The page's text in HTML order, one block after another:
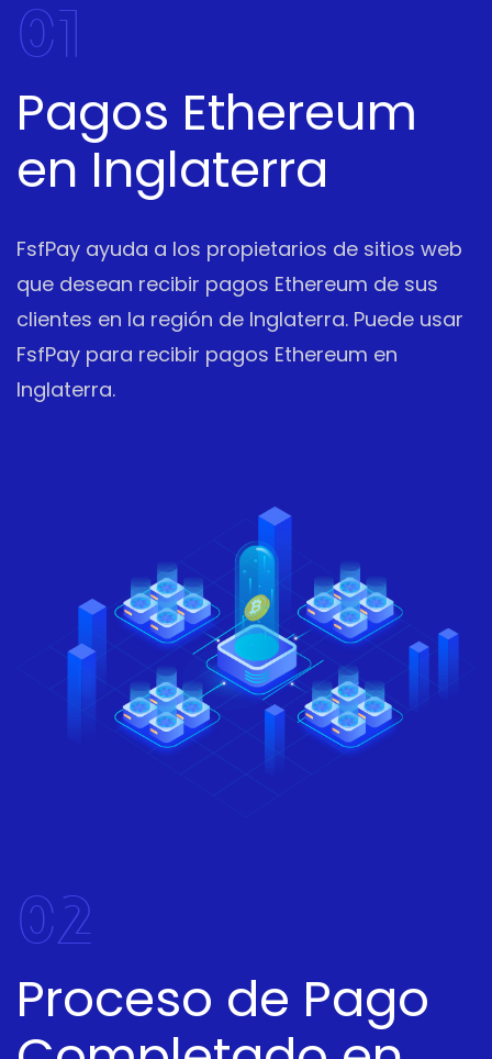
01
Pagos Ethereum
en Inglaterra
FsfPay ayuda a los propietarios de sitios web
que desean recibir pagos Ethereum de sus
clientes en la región de Inglaterra. Puede usar
FsfPay para recibir pagos Ethereum en
Inglaterra.
02
Proceso de Pago